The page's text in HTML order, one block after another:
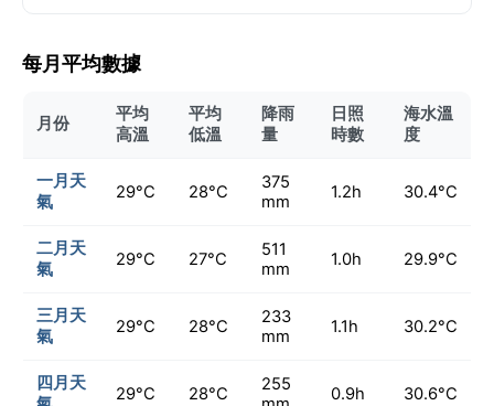
每月平均數據
月份
平均
高溫
平均
低溫
降雨
量
日照
時數
海水溫
度
一月天
氣
29°C 28°C
375
mm
1.2h 30.4°C
二月天
氣
29°C 27°C
511
mm
1.0h 29.9°C
三月天
氣
29°C 28°C
233
mm
1.1h 30.2°C
四月天
29°C 28°C
255
0.9h 30.6°C